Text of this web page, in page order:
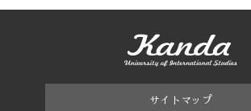
サイトマップ